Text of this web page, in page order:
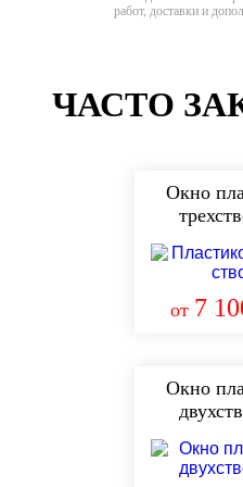
работ, доставки и
ЧАСТО
Окно
от 7
Окно